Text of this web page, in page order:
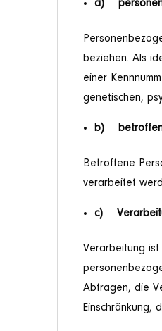
a)
beziehen. Als
einer
genetischen,
b)
Betroffene
verarbeitet
c)
Verarbeitung
Abfragen, die
Einschränkung,